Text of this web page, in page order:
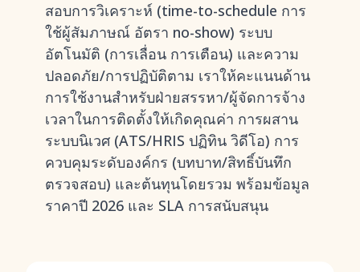
สอบการวิเคราะห์ (time-to-schedule การ
ใช้ผู้สัมภาษณ์ อัตรา no-show) ระบบ
อัตโนมัติ (การเลื่อน การเตือน) และความ
ปลอดภัย/การปฏิบัติตาม เราให้คะแนนด้าน
การใช้งานสำหรับฝ่ายสรรหา/ผู้จัดการจ้าง
เวลาในการติดตั้งให้เกิดคุณค่า การผสาน
ระบบนิเวศ (ATS/HRIS ปฏิทิน วิดีโอ) การ
ควบคุมระดับองค์กร (บทบาท/สิทธิ์บันทึก
ตรวจสอบ) และต้นทุนโดยรวม พร้อมข้อมูล
ราคาปี 2026 และ SLA การสนับสนุน